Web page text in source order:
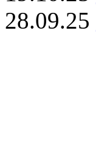
28.09.25